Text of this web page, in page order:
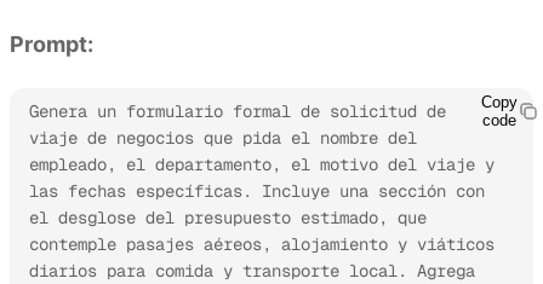
Prompt:
Genera un formulario formal de solicitud de
viaje de negocios que pida el nombre del
empleado, el departamento, el motivo del viaje y
las fechas específicas. Incluye una sección con
el desglose del presupuesto estimado, que
contemple pasajes aéreos, alojamiento y viáticos
diarios para comida y transporte local. Agrega
Copy
code